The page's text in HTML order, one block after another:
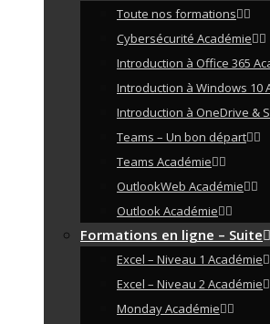
Toute nos formations
Cybersécurité Académie
Introduction à Office 365
Introduction à Windows 10
Introduction à OneDrive &
Teams – Un bon départ
Teams Académie
OutlookWeb Académie
Outlook Académie
Formations en ligne – Suite
Excel – Niveau 1 Académie
Excel – Niveau 2 Académie
Monday Académie